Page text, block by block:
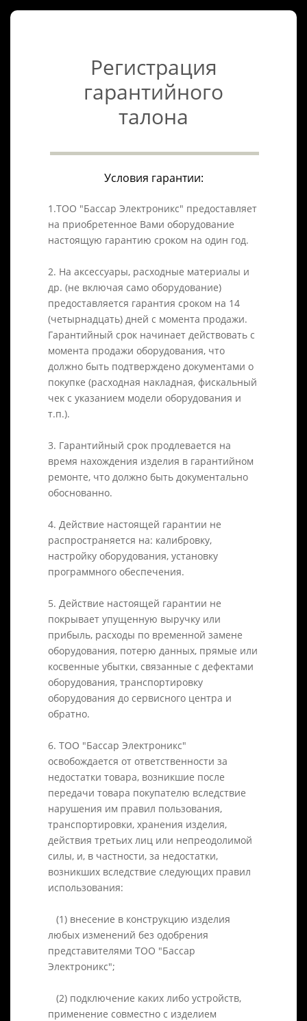
Регистрация
гарантийного
талона
Условия гарантии:
1.ТОО "Бассар Электроникс" предоставляет
на приобретенное Вами оборудование
настоящую гарантию сроком на один год.
2. На аксессуары, расходные материалы и
др. (не включая само оборудование)
предоставляется гарантия сроком на 14
(четырнадцать) дней с момента продажи.
Гарантийный срок начинает действовать с
момента продажи оборудования, что
должно быть подтверждено документами о
покупке (расходная накладная, фискальный
чек с указанием модели оборудования и
т.п.).
3. Гарантийный срок продлевается на
время нахождения изделия в гарантийном
ремонте, что должно быть документально
обоснованно.
4. Действие настоящей гарантии не
распространяется на: калибровку,
настройку оборудования, установку
программного обеспечения.
5. Действие настоящей гарантии не
покрывает упущенную выручку или
прибыль, расходы по временной замене
оборудования, потерю данных, прямые или
косвенные убытки, связанные с дефектами
оборудования, транспортировку
оборудования до сервисного центра и
обратно.
6. ТОО "Бассар Электроникс"
освобождается от ответственности за
недостатки товара, возникшие после
передачи товара покупателю вследствие
нарушения им правил пользования,
транспортировки, хранения изделия,
действия третьих лиц или непреодолимой
силы, и, в частности, за недостатки,
возникших вследствие следующих правил
использования:
(1) внесение в конструкцию изделия
любых изменений без одобрения
представителями ТОО "Бассар
Электроникс";
(2) подключение каких либо устройств,
применение совместно с изделием